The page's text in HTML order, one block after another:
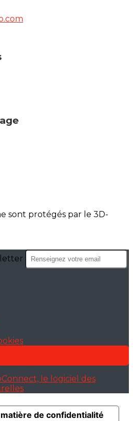
sont protégés par le 3D-
le logiciel des
de confidentialité